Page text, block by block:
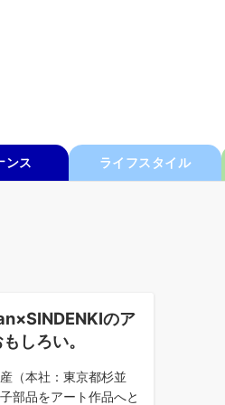
ンス ライフスタイル
のア
しろい。
（本社：東京都杉並
部品をアート作品へと